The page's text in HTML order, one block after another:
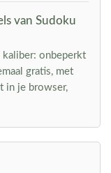
van Sudoku
kaliber: onbeperkt
gratis, met
in je browser,